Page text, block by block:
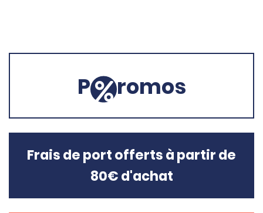
P romos
Frais de port offerts à partir de
80€ d'achat